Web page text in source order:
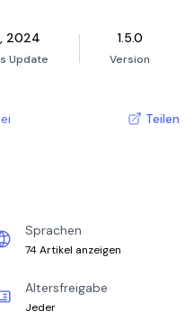
2024
Update
1.5.0
Version
Teilen
Sprachen
74 Artikel anzeigen
Altersfreigabe
Jeder